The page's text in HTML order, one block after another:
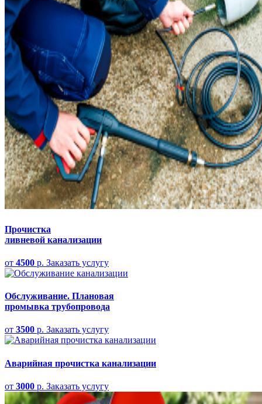
Прочистка
ливневой канализации
от 4500 р. Заказать услугу
Обслуживание. Плановая
промывка трубопровода
от 3500 р. Заказать услугу
Аварийная прочистка канализации
от 3000 р. Заказать услугу